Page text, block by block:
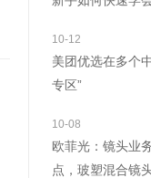
10-12
美团优选在多个
专区”
10-08
欧菲光：镜头业
点，玻塑混合镜